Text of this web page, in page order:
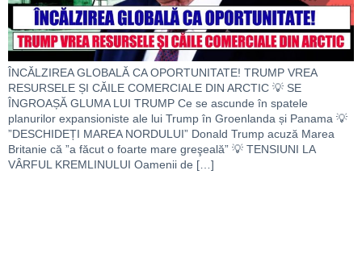
ÎNCĂLZIREA GLOBALĂ CA OPORTUNITATE! TRUMP VREA
RESURSELE ȘI CĂILE COMERCIALE DIN ARCTIC 💡 SE
ÎNGROAȘĂ GLUMA LUI TRUMP Ce se ascunde în spatele
planurilor expansioniste ale lui Trump în Groenlanda și Panama 💡
”DESCHIDEȚI MAREA NORDULUI” Donald Trump acuză Marea
Britanie că ”a făcut o foarte mare greşeală” 💡 TENSIUNI LA
VÂRFUL KREMLINULUI Oamenii de […]